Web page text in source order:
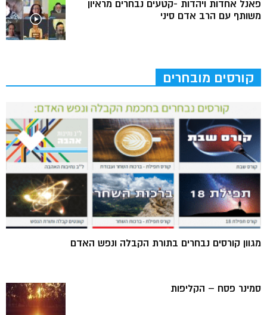
פאנל אחדות ויהדות -קטעים נבחרים מראיון
משותף עם הרב אדם סיני
קורסים מובחרים
מגוון קורסים נבחרים בתורת הקבלה ונפש האדם
סמינר פסח – הקליפות